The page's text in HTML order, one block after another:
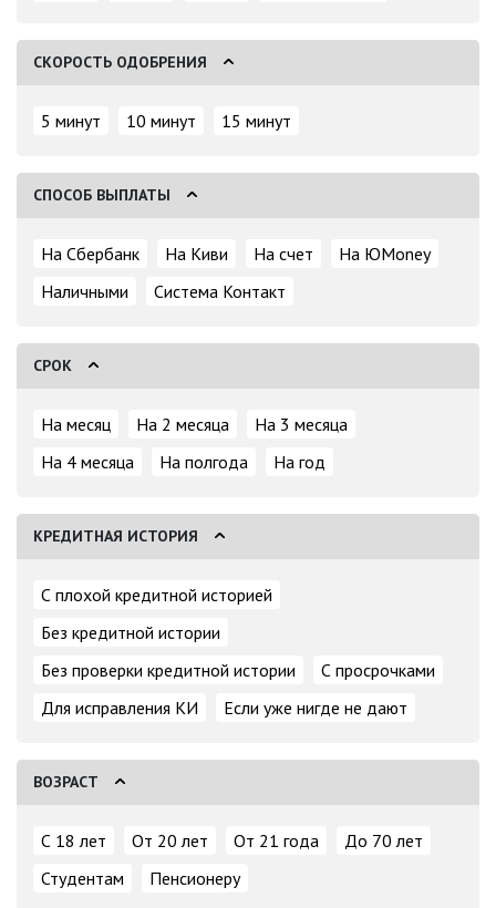
СКОРОСТЬ ОДОБРЕНИЯ
5 минут 10 минут 15 минут
СПОСОБ ВЫПЛАТЫ
На Сбербанк На Киви На счет
На ЮMoney
Наличными
Система Контакт
СРОК
На месяц На 2 месяца
На 3 месяца
На 4 месяца
На полгода На год
КРЕДИТНАЯ ИСТОРИЯ
С плохой кредитной историей
Без кредитной истории
Без проверки кредитной истории
С просрочками
Для исправления КИ
Если уже нигде не дают
ВОЗРАСТ
С 18 лет От 20 лет От 21 года
До 70 лет
Студентам
Пенсионеру